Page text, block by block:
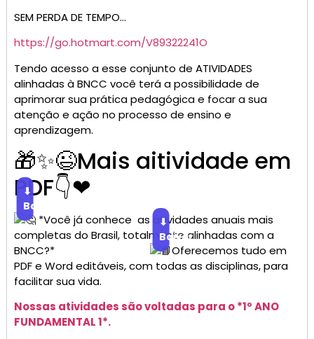
SEM PERDA DE TEMPO…
https://go.hotmart.com/V89322241O
Tendo acesso a esse conjunto de ATIVIDADES
alinhadas à BNCC você terá a possibilidade de
aprimorar sua prática pedagógica e focar a sua
atenção e ação no processo de ensino e
aprendizagem.
🎁✨😉Mais aitividade em
PDF👇❤
⬇
Baixar
*Você já conhece as atividades anuais mais
completas do Brasil, totalmente alinhadas com a
BNCC?*
⬇
Baixar
Oferecemos tudo em
PDF e Word editáveis, com todas as disciplinas, para
facilitar sua vida.
Nossas atividades são voltadas para o *1º ANO
FUNDAMENTAL 1*.